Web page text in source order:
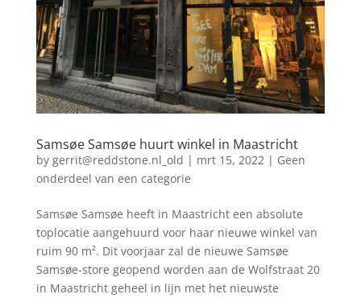
Samsøe Samsøe huurt winkel in Maastricht
by gerrit@reddstone.nl_old | mrt 15, 2022| Geen
onderdeel van een categorie
Samsøe Samsøe heeft in Maastricht een absolute
toplocatie aangehuurd voor haar nieuwe winkel van
ruim 90 m². Dit voorjaar zal de nieuwe Samsøe
Samsøe-store geopend worden aan de Wolfstraat 20
in Maastricht geheel in lijn met het nieuwste